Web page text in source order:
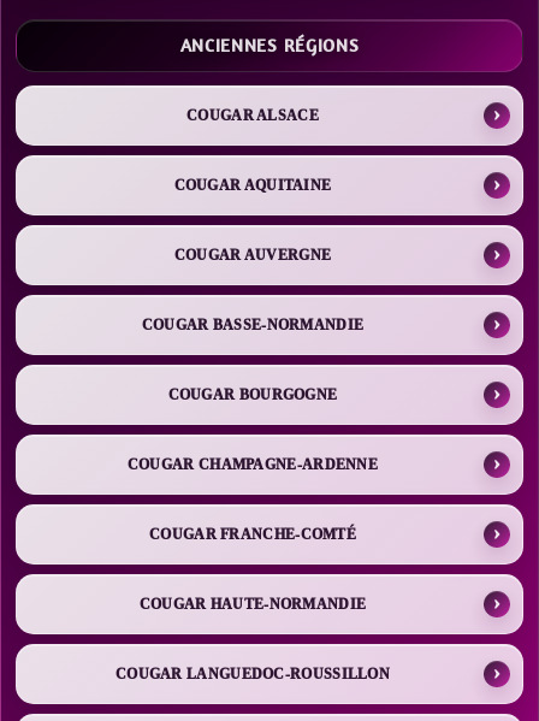
ANCIENNES RÉGIONS
COUGAR ALSACE
COUGAR AQUITAINE
COUGAR AUVERGNE
COUGAR BASSE-NORMANDIE
COUGAR BOURGOGNE
COUGAR CHAMPAGNE-ARDENNE
COUGAR FRANCHE-COMTÉ
COUGAR HAUTE-NORMANDIE
COUGAR LANGUEDOC-ROUSSILLON